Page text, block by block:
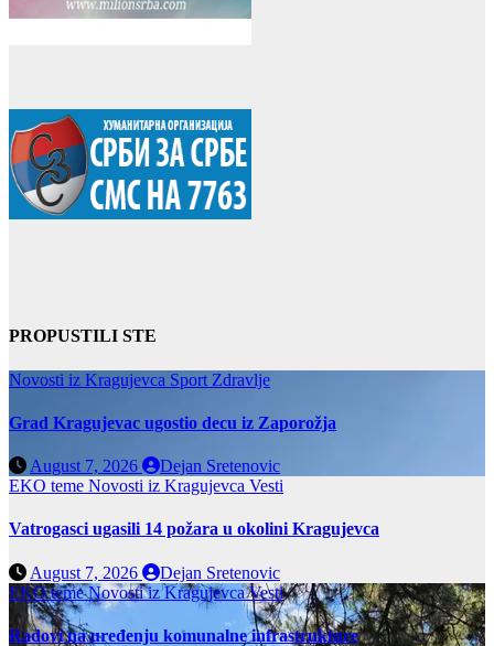
PROPUSTILI STE
Novosti iz Kragujevca Sport Zdravlje
Grad Kragujevac ugostio decu iz Zaporožja
August 7, 2026
Dejan Sretenovic
EKO teme Novosti iz Kragujevca Vesti
Vatrogasci ugasili 14 požara u okolini Kragujevca
August 7, 2026
Dejan Sretenovic
EKO temeNovosti iz KragujevcaVesti
Radovi na uređenju komunalne infrastrukture